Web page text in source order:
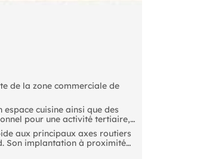
de la zone commerciale de
cuisine ainsi que des
pour une activité tertiaire,
aux principaux axes routiers
Son implantation à proximité
et de nombreux services à